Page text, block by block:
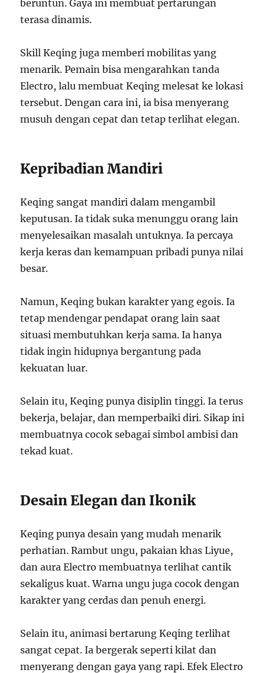
beruntun. Gaya ini membuat pertarungan
terasa dinamis.
Skill Keqing juga memberi mobilitas yang
menarik. Pemain bisa mengarahkan tanda
Electro, lalu membuat Keqing melesat ke lokasi
tersebut. Dengan cara ini, ia bisa menyerang
musuh dengan cepat dan tetap terlihat elegan.
Kepribadian Mandiri
Keqing sangat mandiri dalam mengambil
keputusan. Ia tidak suka menunggu orang lain
menyelesaikan masalah untuknya. Ia percaya
kerja keras dan kemampuan pribadi punya nilai
besar.
Namun, Keqing bukan karakter yang egois. Ia
tetap mendengar pendapat orang lain saat
situasi membutuhkan kerja sama. Ia hanya
tidak ingin hidupnya bergantung pada
kekuatan luar.
Selain itu, Keqing punya disiplin tinggi. Ia terus
bekerja, belajar, dan memperbaiki diri. Sikap ini
membuatnya cocok sebagai simbol ambisi dan
tekad kuat.
Desain Elegan dan Ikonik
Keqing punya desain yang mudah menarik
perhatian. Rambut ungu, pakaian khas Liyue,
dan aura Electro membuatnya terlihat cantik
sekaligus kuat. Warna ungu juga cocok dengan
karakter yang cerdas dan penuh energi.
Selain itu, animasi bertarung Keqing terlihat
sangat cepat. Ia bergerak seperti kilat dan
menyerang dengan gaya yang rapi. Efek Electro